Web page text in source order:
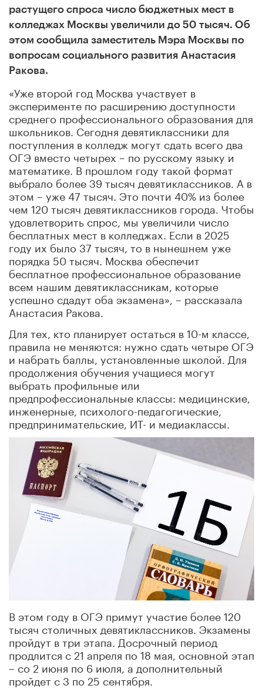
растущего спроса число бюджетных мест в
колледжах Москвы увеличили до 50 тысяч. Об
этом сообщила заместитель Мэра Москвы по
вопросам социального развития Анастасия
Ракова.
«Уже второй год Москва участвует в
эксперименте по расширению доступности
среднего профессионального образования для
школьников. Сегодня девятиклассники для
поступления в колледж могут сдать всего два
ОГЭ вместо четырех – по русскому языку и
математике. В прошлом году такой формат
выбрало более 39 тысяч девятиклассников. А в
этом – уже 47 тысяч. Это почти 40% из более
чем 120 тысяч девятиклассников города. Чтобы
удовлетворить спрос, мы увеличили число
бесплатных мест в колледжах. Если в 2025
году их было 37 тысяч, то в нынешнем уже
порядка 50 тысяч. Москва обеспечит
бесплатное профессиональное образование
всем нашим девятиклассникам, которые
успешно сдадут оба экзамена», – рассказала
Анастасия Ракова.
Для тех, кто планирует остаться в 10-м классе,
правила не меняются: нужно сдать четыре ОГЭ
и набрать баллы, установленные школой. Для
продолжения обучения учащиеся могут
выбрать профильные или
предпрофессиональные классы: медицинские,
инженерные, психолого-педагогические,
предпринимательские, ИТ- и медиаклассы.
В этом году в ОГЭ примут участие более 120
тысяч столичных девятиклассников. Экзамены
пройдут в три этапа. Досрочный период
продлится с 21 апреля по 18 мая, основной этап
– со 2 июня по 6 июля, а дополнительный
пройдет с 3 по 25 сентября.